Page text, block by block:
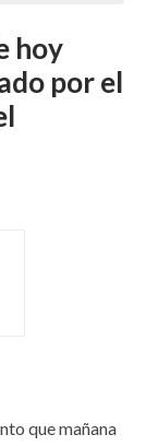
hoy
por el
que mañana